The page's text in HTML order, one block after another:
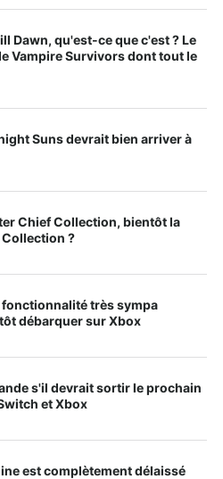
Dawn, qu'est-ce que c'est ? Le
Vampire Survivors dont tout le
Suns devrait bien arriver à
Chief Collection, bientôt la
Collection ?
fonctionnalité très sympa
débarquer sur Xbox
s'il devrait sortir le prochain
et Xbox
est complètement délaissé